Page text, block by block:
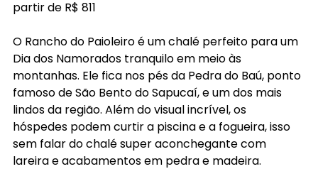
partir de R$ 811
O Rancho do Paioleiro é um chalé perfeito para um
Dia dos Namorados tranquilo em meio às
montanhas. Ele fica nos pés da Pedra do Baú, ponto
famoso de São Bento do Sapucaí, e um dos mais
lindos da região. Além do visual incrível, os
hóspedes podem curtir a piscina e a fogueira, isso
sem falar do chalé super aconchegante com
lareira e acabamentos em pedra e madeira.